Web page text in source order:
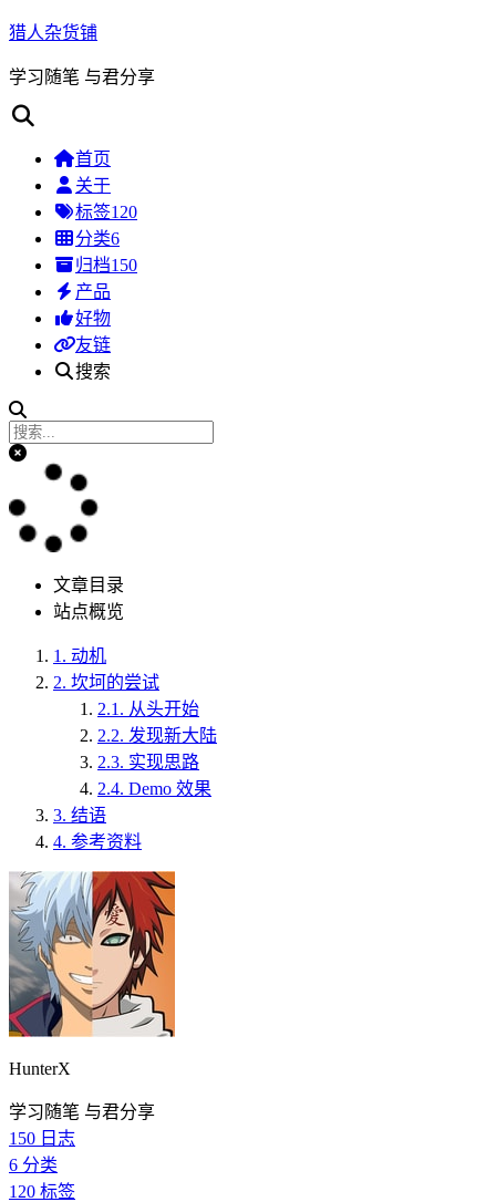
猎人杂货铺
学习随笔 与君分享
首页
关于
标签120
分类6
归档150
产品
好物
友链
搜索
文章目录
站点概览
1. 动机
2. 坎坷的尝试
2.1. 从头开始
2.2. 发现新大陆
2.3. 实现思路
2.4. Demo 效果
3. 结语
4. 参考资料
HunterX
学习随笔 与君分享
150 日志
6 分类
120 标签